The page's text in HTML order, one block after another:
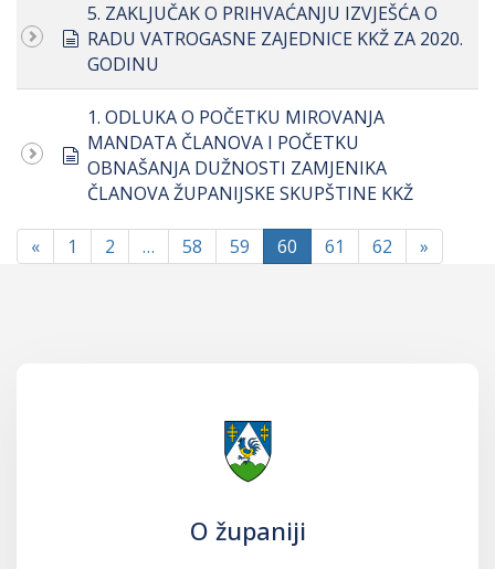
document
5. ZAKLJUČAK O PRIHVAĆANJU IZVJEŠĆA O
RADU VATROGASNE ZAJEDNICE KKŽ ZA 2020.
GODINU
document
1. ODLUKA O POČETKU MIROVANJA
MANDATA ČLANOVA I POČETKU
OBNAŠANJA DUŽNOSTI ZAMJENIKA
ČLANOVA ŽUPANIJSKE SKUPŠTINE KKŽ
« 1 2 … 58 59 60 61 62 »
O županiji